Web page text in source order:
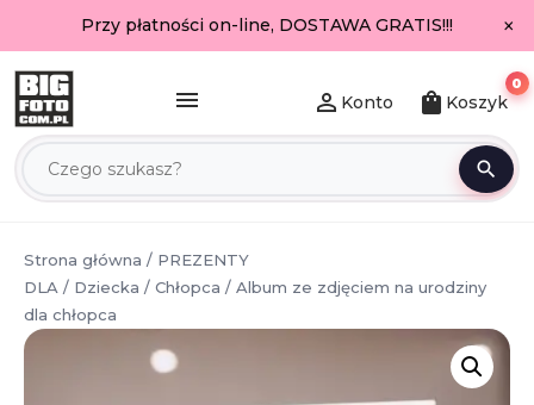
Przy płatności on-line, DOSTAWA GRATIS!!! ×
menu
search
person_outline Konto shopping_bag Koszyk
0
Strona główna / PREZENTY
DLA / Dziecka / Chłopca / Album ze zdjęciem na urodziny
dla chłopca